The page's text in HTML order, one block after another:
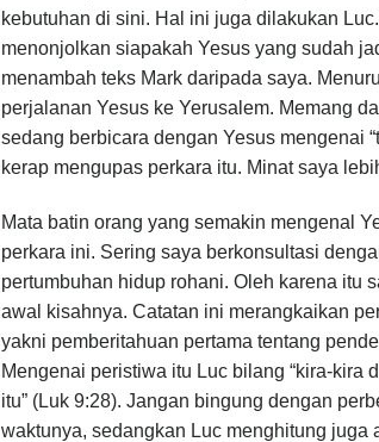
kebutuhan di sini. Hal ini juga dilakukan
menonjolkan siapakah Yesus yang sudah
menambah teks Mark daripada saya.
perjalanan Yesus ke Yerusalem. Memang
sedang berbicara dengan Yesus mengenai
kerap mengupas perkara itu. Minat saya
Mata batin orang yang semakin mengenal
perkara ini. Sering saya berkonsultasi
pertumbuhan hidup rohani. Oleh karena itu
awal kisahnya. Catatan ini merangkaikan
yakni pemberitahuan pertama tentang
Mengenai peristiwa itu Luc bilang “kira-kira
itu” (Luk 9:28). Jangan bingung dengan
waktunya, sedangkan Luc menghitung juga